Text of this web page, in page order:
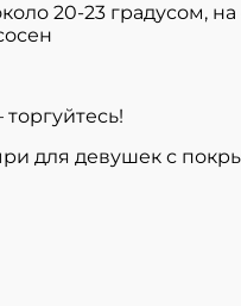
20-23 градусом,
для девушек с